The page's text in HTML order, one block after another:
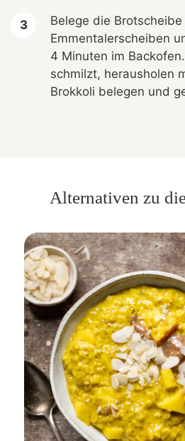
Belege die
Emmentalerscheiben
4 Minuten im
schmilzt, herausholen
Brokkoli belegen und
Alternativen zu